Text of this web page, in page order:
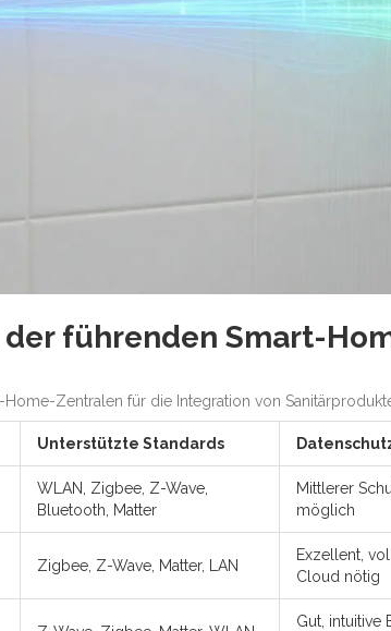
führenden Smart-
Zentralen für die Integration von
Unterstützte Standards
WLAN, Zigbee, Z-Wave,
Bluetooth, Matter
Mittlerer
möglich
Zigbee, Z-Wave, Matter, LAN
Exzellent,
Cloud nötig
Gut, intuitive